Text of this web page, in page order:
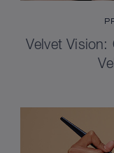
Velvet Vision: